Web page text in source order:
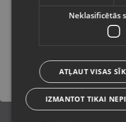
Urban 50kg
Madona, Saules iela 6a
Stāvoklis Mazlietots (Garantija
Neklasificētās
ATĻAUT VISAS
IZMANTOT TIKAI